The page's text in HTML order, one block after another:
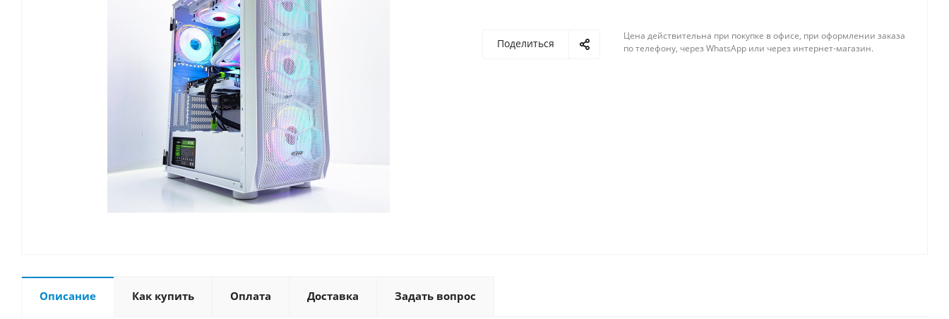
Поделиться
Цена действительна при покупке в офисе, при оформлении заказа
по телефону, через WhatsApp или через интернет-магазин.
Описание Как купить Оплата Доставка Задать вопрос